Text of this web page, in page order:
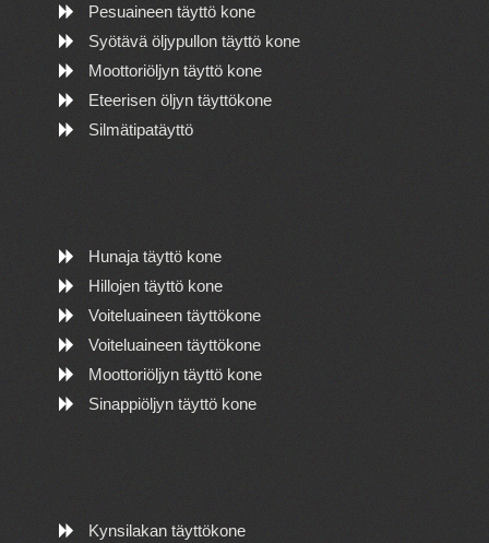
Pesuaineen täyttö kone
Syötävä öljypullon täyttö kone
Moottoriöljyn täyttö kone
Eteerisen öljyn täyttökone
Silmätipatäyttö
Hunaja täyttö kone
Hillojen täyttö kone
Voiteluaineen täyttökone
Voiteluaineen täyttökone
Moottoriöljyn täyttö kone
Sinappiöljyn täyttö kone
Kynsilakan täyttökone